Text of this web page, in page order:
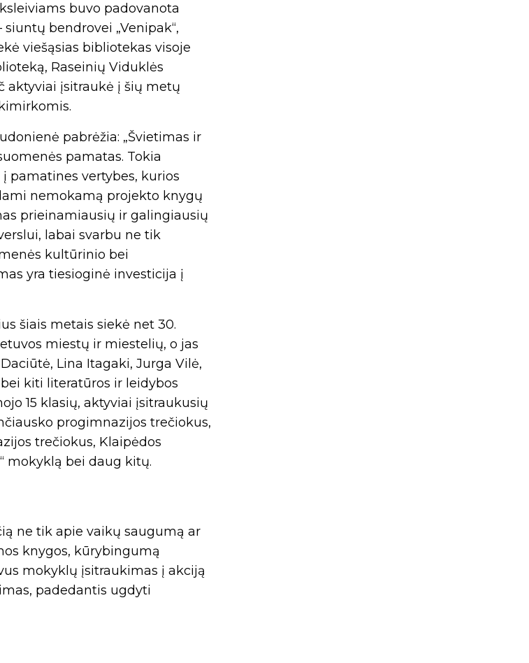
buvo padovanota
bendrovei „Venipak“,
viešąsias bibliotekas visoje
Raseinių Viduklės
aktyviai įsitraukė į šių metų
pabrėžia: „Švietimas ir
pamatas. Tokia
pamatines vertybes, kurios
nemokamą projekto knygų
prieinamiausių ir galingiausių
labai svarbu ne tik
kultūrinio bei
yra tiesioginė investicija į
šiais metais siekė net 30.
miestų ir miestelių, o jas
Lina Itagaki, Jurga Vilė,
kiti literatūros ir leidybos
15 klasių, aktyviai įsitraukusių
progimnazijos trečiokus,
trečiokus, Klaipėdos
mokyklą bei daug kitų.
ne tik apie vaikų saugumą ar
knygos, kūrybingumą
mokyklų įsitraukimas į akciją
padedantis ugdyti